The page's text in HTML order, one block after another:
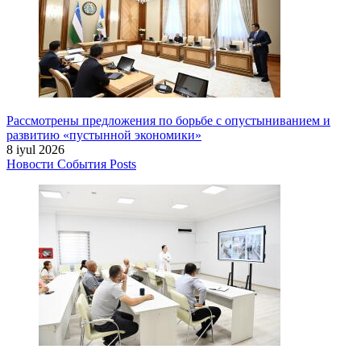
Рассмотрены предложения по борьбе с опустыниванием и
развитию «пустынной экономики»
8 iyul 2026
Новости События Posts